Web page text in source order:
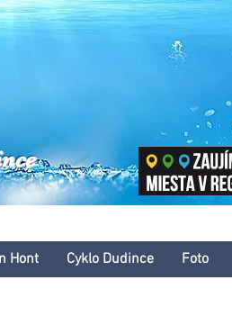
leto
Hont Cyklo Dudince Foto